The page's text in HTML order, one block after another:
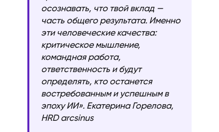
осознавать, что твой вклад —
часть общего результата. Именно
эти человеческие качества:
критическое мышление,
командная работа,
ответственность и будут
определять, кто останется
востребованным и успешным в
эпоху ИИ». Екатерина Горелова,
HRD arcsinus